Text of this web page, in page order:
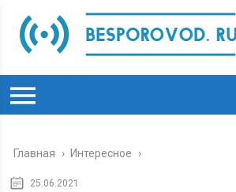
Главная › Интересное ›
25.06.2021